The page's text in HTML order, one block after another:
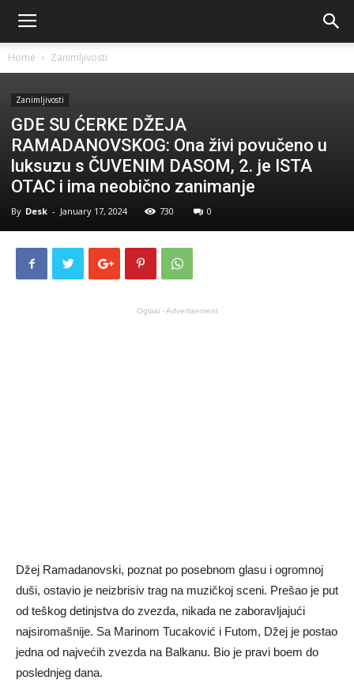
Home Zanimljivosti
Zanimljivosti
GDE SU ĆERKE DŽEJA
RAMADANOVSKOG: Ona živi povučeno u
luksuzu s ČUVENIM DASOM, 2. je ISTA
OTAC i ima neobično zanimanje
By Desk - January 17, 2024 730 0
Oglasi - Advertisement
Džej Ramadanovski, poznat po posebnom glasu i ogromnoj
duši, ostavio je neizbrisiv trag na muzičkoj sceni. Prešao je put
od teškog detinjstva do zvezda, nikada ne zaboravljajući
najsiromašnije. Sa Marinom Tucaković i Futom, Džej je postao
jedna od najvećih zvezda na Balkanu. Bio je pravi boem do
poslednjeg dana.